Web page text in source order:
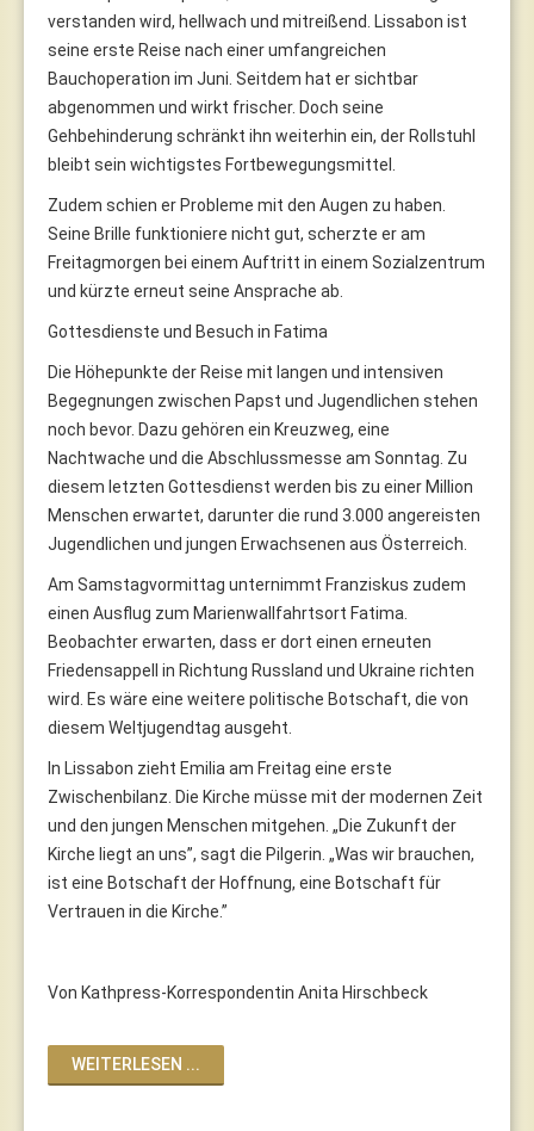
verstanden wird, hellwach und mitreißend. Lissabon ist
seine erste Reise nach einer umfangreichen
Bauchoperation im Juni. Seitdem hat er sichtbar
abgenommen und wirkt frischer. Doch seine
Gehbehinderung schränkt ihn weiterhin ein, der Rollstuhl
bleibt sein wichtigstes Fortbewegungsmittel.
Zudem schien er Probleme mit den Augen zu haben.
Seine Brille funktioniere nicht gut, scherzte er am
Freitagmorgen bei einem Auftritt in einem Sozialzentrum
und kürzte erneut seine Ansprache ab.
Gottesdienste und Besuch in Fatima
Die Höhepunkte der Reise mit langen und intensiven
Begegnungen zwischen Papst und Jugendlichen stehen
noch bevor. Dazu gehören ein Kreuzweg, eine
Nachtwache und die Abschlussmesse am Sonntag. Zu
diesem letzten Gottesdienst werden bis zu einer Million
Menschen erwartet, darunter die rund 3.000 angereisten
Jugendlichen und jungen Erwachsenen aus Österreich.
Am Samstagvormittag unternimmt Franziskus zudem
einen Ausflug zum Marienwallfahrtsort Fatima.
Beobachter erwarten, dass er dort einen erneuten
Friedensappell in Richtung Russland und Ukraine richten
wird. Es wäre eine weitere politische Botschaft, die von
diesem Weltjugendtag ausgeht.
In Lissabon zieht Emilia am Freitag eine erste
Zwischenbilanz. Die Kirche müsse mit der modernen Zeit
und den jungen Menschen mitgehen. „Die Zukunft der
Kirche liegt an uns”, sagt die Pilgerin. „Was wir brauchen,
ist eine Botschaft der Hoffnung, eine Botschaft für
Vertrauen in die Kirche.”
Von Kathpress-Korrespondentin Anita Hirschbeck
WEITERLESEN ...